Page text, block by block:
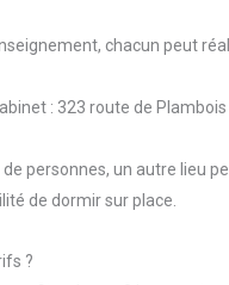
chacun peut
: 323 route de
personnes, un autre lieu
de dormir sur place.
?